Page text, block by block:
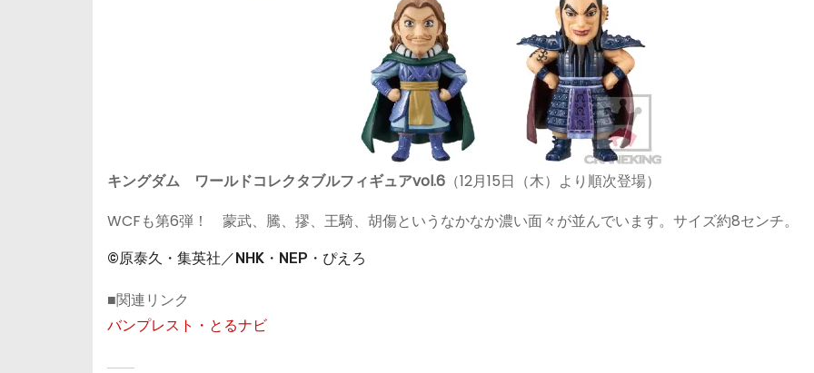
キングダム ワールドコレクタブルフィギュアvol.6 （12月15日（木）より順次登場）
WCFも第6弾！ 蒙武、騰、摎、王騎、胡傷というなかなか濃い面々が並んでいます。サイズ約8センチ。
©原泰久・集英社／NHK・NEP・ぴえろ
■関連リンク
バンプレスト・とるナビ